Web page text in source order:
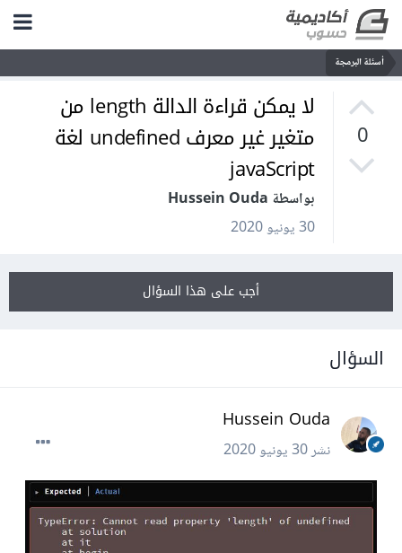
أسئلة البرمجة
0
لا يمكن قراءة الدالة length من
متغير غير معرف undefined لغة
javaScript
بواسطة Hussein Ouda
30 يونيو 2020
أجب على هذا السؤال
السؤال
Hussein Ouda
نشر30 يونيو 2020